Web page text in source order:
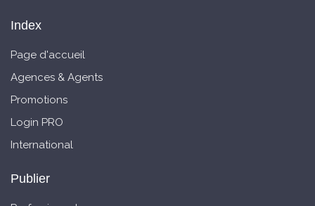
Index
Page d'accueil
Agences & Agents
Promotions
Login PRO
International
Publier